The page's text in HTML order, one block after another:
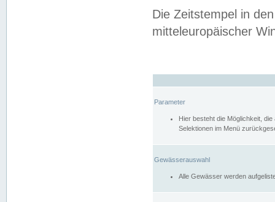
Die Zeitstempel in
mitteleuropäischer
Parameter
Hier besteht die Möglichkeit,
Selektionen im Menü
Gewässerauswahl
Alle Gewässer werden